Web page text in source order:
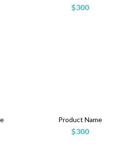
$300
Product Name
$300